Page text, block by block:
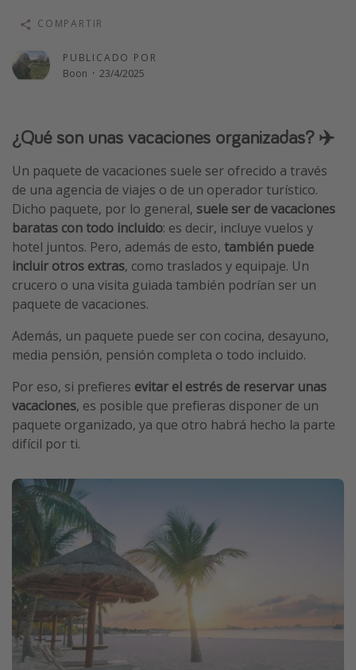
Viajes para singles
Escapadas románticas
Trabajar en el extranjero
Hoteles más hot de España
Guía de equipaje de mano
Parques de atracciones
Viaja con musicales
El Rey León el musical
Harry Potter en Londres y otros destinos
Eventos deportivos
PUBLICADO POR
Boon · 23/4/2025
COMPARTIR
¿Qué son unas vacaciones organizadas? ✈️
Un paquete de vacaciones suele ser ofrecido a través
de una agencia de viajes o de un operador turístico.
Dicho paquete, por lo general, suele ser de vacaciones
baratas con todo incluido: es decir, incluye vuelos y
hotel juntos. Pero, además de esto, también puede
incluir otros extras, como traslados y equipaje. Un
crucero o una visita guiada también podrían ser un
paquete de vacaciones.
Además, un paquete puede ser con cocina, desayuno,
media pensión, pensión completa o todo incluido.
Por eso, si prefieres evitar el estrés de reservar unas
vacaciones, es posible que prefieras disponer de un
paquete organizado, ya que otro habrá hecho la parte
difícil por ti.